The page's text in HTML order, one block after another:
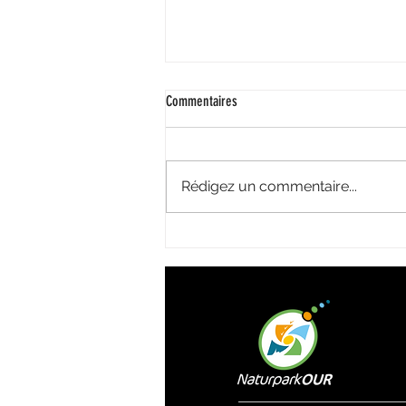
Commentaires
Rédigez un commentaire...